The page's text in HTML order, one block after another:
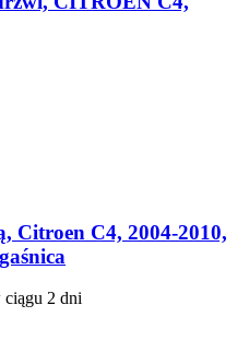
Citroen C4, 2004-2010,
ciągu 2 dni